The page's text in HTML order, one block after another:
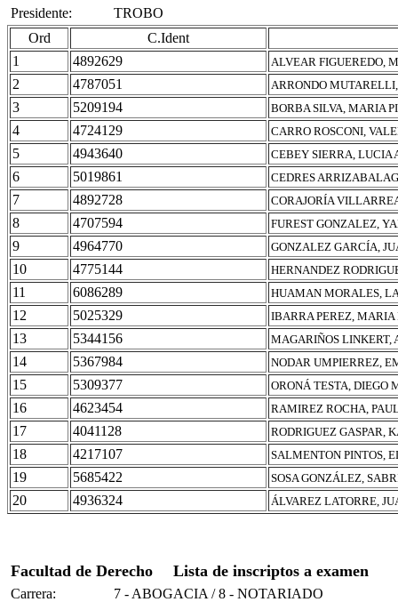
Presidente:
TROBO
Ord
C.Ident
1
4892629 ALVEAR FIGUEREDO,
2 4787051 ARRONDO
3 5209194 BORBA SILVA, MARIA
4 4724129 CARRO ROSCONI,
5 4943640 CEBEY SIERRA, LUCIA
6 5019861 CEDRES
7 4892728 CORAJORÍA
8 4707594 FUREST GONZALEZ,
9 4964770 GONZALEZ GARCÍA,
10 4775144 HERNANDEZ
11 6086289 HUAMAN MORALES,
12 5025329 IBARRA PEREZ, MARIA
13 5344156 MAGARIÑOS LINKERT,
14 5367984 NODAR UMPIERREZ,
15 5309377 ORONÁ TESTA, DIEGO
16 4623454 RAMIREZ ROCHA,
17 4041128 RODRIGUEZ GASPAR,
18 4217107 SALMENTON PINTOS,
19 5685422 SOSA GONZÁLEZ,
20 4936324 ÁLVAREZ LATORRE,
Facultad de Derecho Lista de inscriptos a examen
Carrera:
7 - ABOGACIA / 8 - NOTARIADO